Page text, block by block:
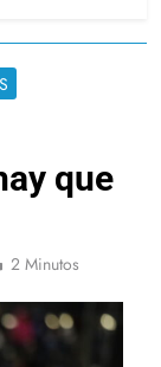
que
2 Minutos